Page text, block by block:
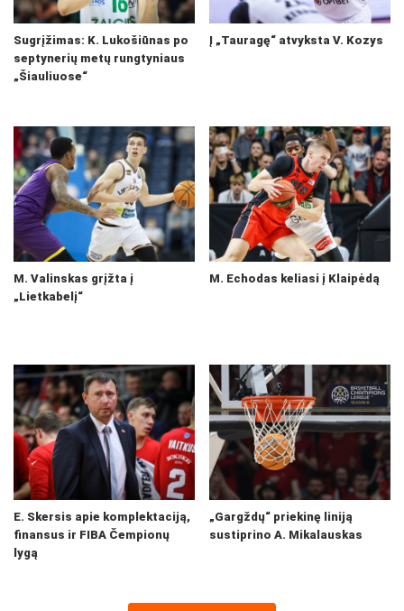
Sugrįžimas: K. Lukošiūnas po
septynerių metų rungtyniaus
„Šiauliuose“
Į „Tauragę“ atvyksta V. Kozys
M. Valinskas grįžta į
„Lietkabelį“
M. Echodas keliasi į Klaipėdą
E. Skersis apie komplektaciją,
finansus ir FIBA Čempionų
lygą
„Gargždų“ priekinę liniją
sustiprino A. Mikalauskas